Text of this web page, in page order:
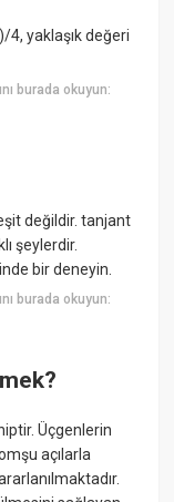
4, yaklaşık değeri
burada okuyun:
değildir. tanjant
şeylerdir.
bir deneyin.
burada okuyun:
Üçgenlerin
açılarla